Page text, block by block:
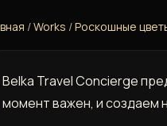
/Works /Роскошные
Belka Travel Concierge
момент важен, и создаем